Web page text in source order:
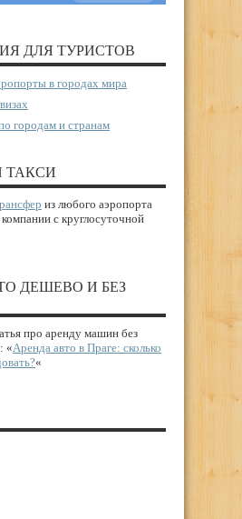
ДЛЯ ТУРИСТОВ
в городах мира
городам и странам
ТАКСИ
из любого аэропорта
с круглосуточной
ДЕШЕВО И БЕЗ
про аренду машин без
«Аренда авто в Праге: сколько
«